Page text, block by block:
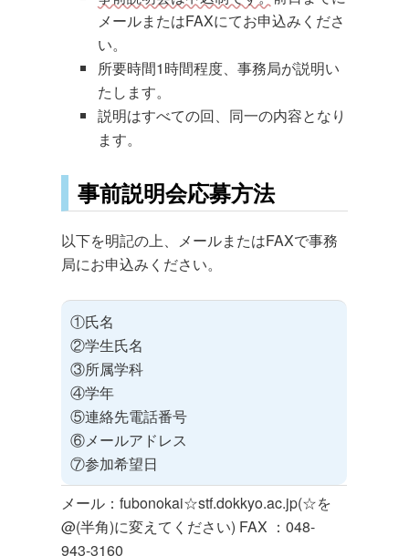
メールまたはFAXにてお申込みくださ
い。
所要時間1時間程度、事務局が説明い
たします。
説明はすべての回、同一の内容となり
ます。
事前説明会応募方法
以下を明記の上、メールまたはFAXで事務
局にお申込みください。
①氏名
②学生氏名
③所属学科
④学年
⑤連絡先電話番号
⑥メールアドレス
⑦参加希望日
メール：fubonokai☆stf.dokkyo.ac.jp(☆を
@(半角)に変えてください) FAX ：048-
943-3160